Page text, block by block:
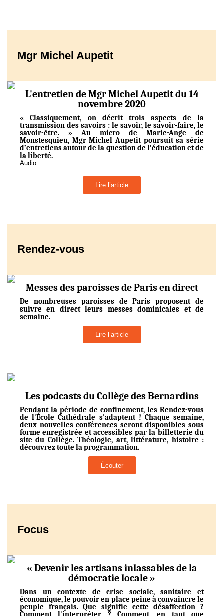
Mgr Michel Aupetit
L'entretien de Mgr Michel Aupetit du 14
novembre 2020
« Classiquement, on décrit trois aspects de la
transmission des savoirs : le savoir, le savoir-faire, le
savoir-être. » Au micro de Marie-Ange de
Monstesquieu, Mgr Michel Aupetit poursuit sa série
d’entretiens autour de la question de l’éducation et de
la liberté.
Audio
Lire l’article
Rendez-vous
Messes des paroisses de Paris en direct
De nombreuses paroisses de Paris proposent de
suivre en direct leurs messes dominicales et de
semaine.
Lire l’article
Les podcasts du Collège des Bernardins
Pendant la période de confinement, les Rendez-vous
de l'École Cathédrale s'adaptent ! Chaque semaine,
deux nouvelles conférences seront disponibles sous
forme enregistrée et accessibles par la billetterie du
site du Collège. Théologie, art, littérature, histoire :
découvrez toute la programmation.
Écouter
Focus
« Devenir les artisans inlassables de la
démocratie locale »
Dans un contexte de crise sociale, sanitaire et
économique, le pouvoir en place peine à convaincre le
peuple français. Que signifie cette désaffection ?